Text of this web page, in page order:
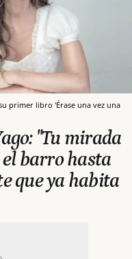
primer libro 'Érase una vez una
"Tu mirada
barro hasta
que ya habita